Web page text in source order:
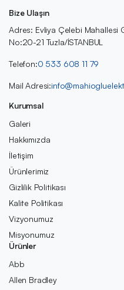
Bize Ulaşın
Adres: Evliya Çelebi Mahallesi
No:20-21 Tuzla/İSTANBUL
Telefon:0 533 608 11 79
Mail Adresi:
Kurumsal
Galeri
Hakkımızda
İletişim
Ürünlerimiz
Gizlilik Politikası
Kalite Politikası
Vizyonumuz
Misyonumuz
Ürünler
Abb
Allen Bradley